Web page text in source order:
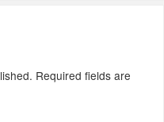
Required fields are